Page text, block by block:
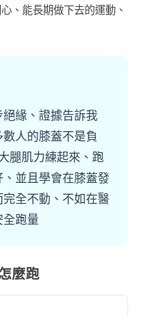
、能長期做下去的運動、
緣、證據告訴我
人的膝蓋不是負
腿肌力練起來、跑
並且學會在膝蓋發
全不動、不如在醫
全跑量
麼跑